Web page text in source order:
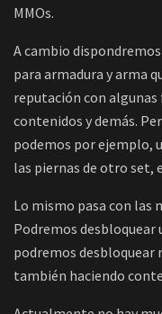
MMOs.
A cambio
para armadura y arma
reputación con
contenidos y demás.
podemos por ejemplo,
las piernas de otro set,
Lo mismo pasa con las
Podremos desbloquear
podremos
también haciendo